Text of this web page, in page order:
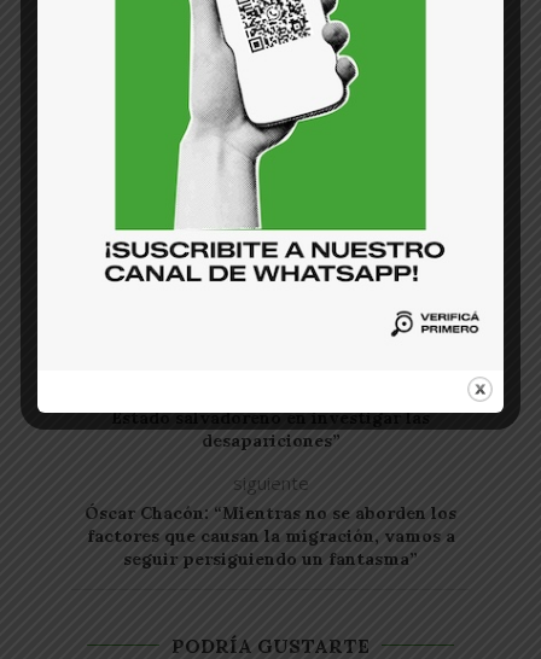
0 comentario
KATTIA MERLOS/WENDY
MONTERROSA
Estado salvadoreño en investigar las
desapariciones”
siguiente
Óscar Chacón: “Mientras no se aborden los
factores que causan la migración, vamos a
seguir persiguiendo un fantasma”
PODRÍA GUSTARTE